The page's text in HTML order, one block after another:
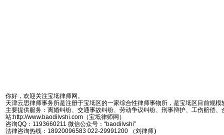
你好，欢迎关注宝坻律师网。
天津云思律师事务所是注册于宝坻区的一家综合性律师事物所，是宝坻区目前规
主要提供服务：离婚纠纷、交通事故纠纷、劳动争议纠纷、刑事辩护、工伤赔偿
站:http://www.baodilvshi.com（宝坻律师网）
咨询QQ：1193660211 微信公众号：“baodilvshi”
法律咨询热线：18920096583 022-29991200 （刘律师）